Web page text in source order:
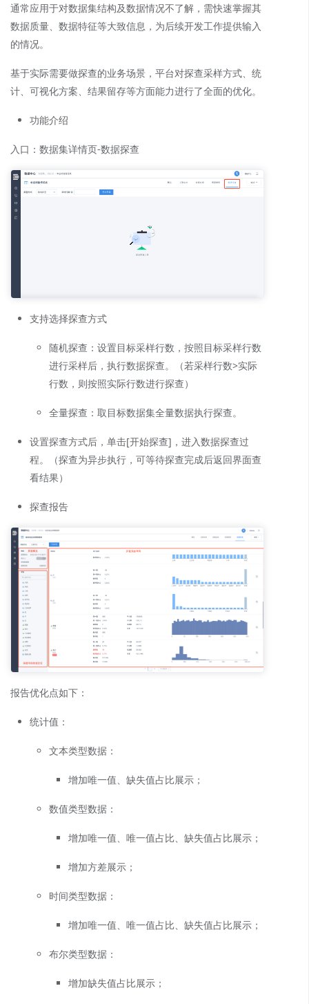
通常应用于对数据集结构及数据情况不了解，需快速掌握其
数据质量、数据特征等大致信息，为后续开发工作提供输入
的情况。
基于实际需要做探查的业务场景，平台对探查采样方式、统
计、可视化方案、结果留存等方面能力进行了全面的优化。
功能介绍
入口：数据集详情页-数据探查
支持选择探查方式
随机探查： 设置目标采样行数，按照目标采样行数
进行采样后，执行数据探查。（若采样行数>实际
行数，则按照实际行数进行探查）
全量探查： 取目标数据集全量数据执行探查。
设置探查方式后，单击[开始探查]，进入数据探查过
程。（探查为异步执行，可等待探查完成后返回界面查
看结果）
探查报告
报告优化点如下：
统计值：
文本类型数据：
增加唯一值、缺失值占比展示；
数值类型数据：
增加唯一值、唯一值占比、缺失值占比展示；
增加方差展示；
时间类型数据：
增加唯一值、唯一值占比、缺失值占比展示；
布尔类型数据：
增加缺失值占比展示；